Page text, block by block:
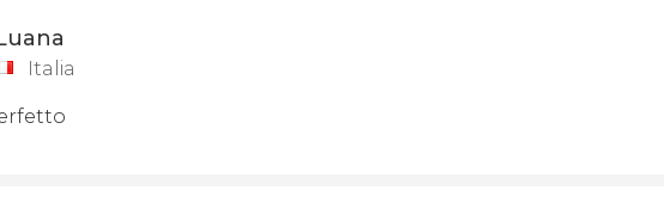
Italia